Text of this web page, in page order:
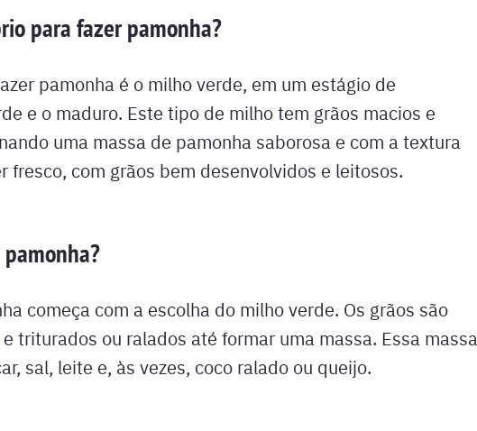
para fazer pamonha?
pamonha é o milho verde, em um estágio de
e o maduro. Este tipo de milho tem grãos macios e
uma massa de pamonha saborosa e com a textura
fresco, com grãos bem desenvolvidos e leitosos.
começa com a escolha do milho verde. Os grãos são
triturados ou ralados até formar uma massa. Essa massa
sal, leite e, às vezes, coco ralado ou queijo.